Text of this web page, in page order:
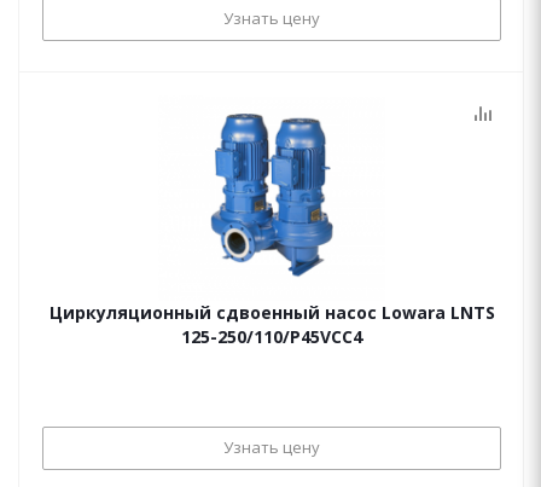
Узнать цену
Циркуляционный сдвоенный насос Lowara LNTS
125-250/110/P45VCC4
Узнать цену